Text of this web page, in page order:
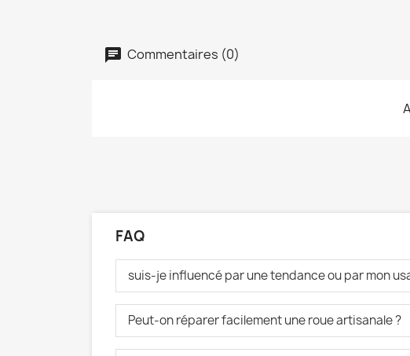
Commentaires (0)
FAQ
suis-je influencé par une tendance ou par mon
Peut-on réparer facilement une roue artisanale ?